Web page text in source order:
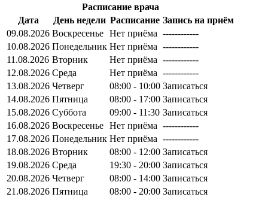
Расписание врача
Дата
День недели Расписание Запись на приём
09.08.2026 Воскресенье Нет приёма ------------
10.08.2026 Понедельник Нет приёма ------------
11.08.2026 Вторник Нет приёма ------------
12.08.2026 Среда Нет приёма ------------
13.08.2026 Четверг 08:00 - 10:00 Записаться
14.08.2026 Пятница 08:00 - 17:00 Записаться
15.08.2026 Суббота 09:00 - 11:30 Записаться
16.08.2026 Воскресенье Нет приёма ------------
17.08.2026 Понедельник Нет приёма ------------
18.08.2026 Вторник 08:00 - 12:00 Записаться
19.08.2026 Среда 19:30 - 20:00 Записаться
20.08.2026 Четверг 08:00 - 14:00 Записаться
21.08.2026 Пятница 08:00 - 20:00 Записаться